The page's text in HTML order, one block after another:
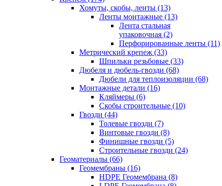
Хомуты, скобы, ленты (13)
Ленты монтажные (13)
Лента стальная
упаковочная (2)
Перфорированные ленты (11)
Метрический крепеж (33)
Шпильки резьбовые (33)
Дюбеля и дюбель-гвозди (68)
Дюбели для теплоизоляции (68)
Монтажные детали (16)
Кляймеры (6)
Скобы строительные (10)
Гвозди (44)
Толевые гвозди (7)
Винтовые гвозди (8)
Финишные гвозди (5)
Строительные гвозди (24)
Геоматериалы (66)
Геомембраны (16)
HDPE Геомембрана (8)